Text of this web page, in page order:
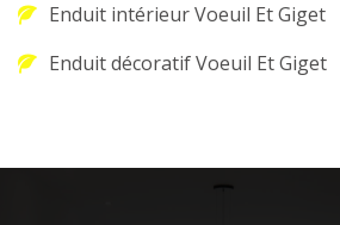
Enduit intérieur Voeuil Et Giget
Enduit décoratif Voeuil Et Giget